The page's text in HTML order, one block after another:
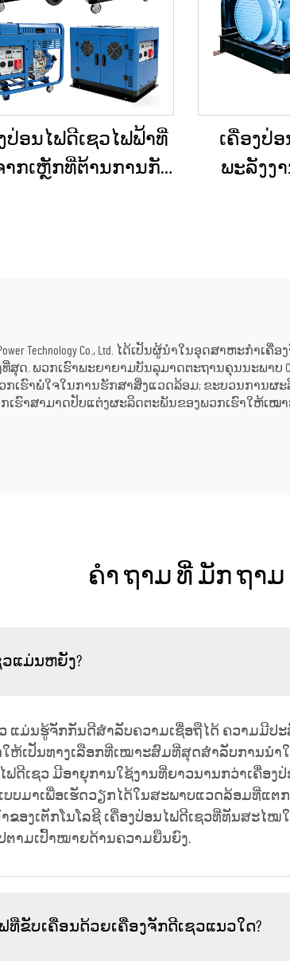
ປ່ອນໄຟດີເຊວໄຟຟ້າທີ່
າກເຫຼັກທີ່ຕ້ານການກັດ
ເຄື່ອງປ່
ພະລັງງ
Power Technology Co., Ltd. ໄດ້ເປັນຜູ້ນຳໃນອຸດສາ
ດ. ພວກເຮົາພະຍາຍາມບັນລຸມາດຕະຖານຄຸນນະພາບ
. ພວກເຮົາພໍໃຈໃນການຮັກສາສິ່ງແວດລ້ອມ; ຂະບວນກາ
ເຮົາສາມາດປັບແຕ່ງຜະລິດຕະພັນຂອງພວກເຮົາໃຫ້ເ
ຄໍາ ຖາມ ທີ່ ມັກ ຖາມ
ແມ່ນຫຍັງ?
ວ ແມ່ນຮູ້ຈັກກັນດີສຳລັບຄວາມເຊື່ອຖືໄດ້ ຄວາມມີ
ຫ້ເປັນທາງເລືອກທີ່ເໝາະສົມທີ່ສຸດສຳລັບການນຳ
ຟດີເຊວ ມີອາຍຸການໃຊ້ງານທີ່ຍາວນານກວ່າເຄື່ອ
ບມາເພື່ອເຮັດວຽກໄດ້ໃນສະພາບແວດລ້ອມທີ່ແ
ອງເຕັກໂນໂລຊີ ເຄື່ອງປ່ອນໄຟດີເຊວທີ່ທັນສະໄ
ຕາມເປົ້າໝາຍດ້ານຄວາມຍືນຍົງ.
ທີ່ຂັບເຄື່ອນດ້ວຍເຄື່ອງຈັກດີເຊວແນວໃດ?